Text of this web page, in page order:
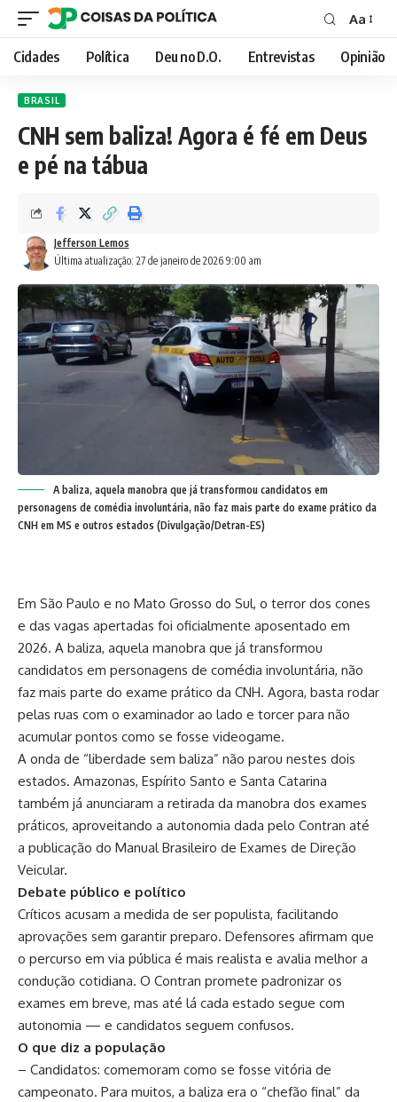
Font
Resizer
Aa
Cidades Política Deu no D.O. Entrevistas Opinião
BRASIL
CNH sem baliza! Agora é fé em Deus
e pé na tábua
Última atualização: 27 de janeiro de 2026 9:00 am
Jefferson Lemos
A baliza, aquela manobra que já transformou candidatos em
personagens de comédia involuntária, não faz mais parte do exame prático da
CNH em MS e outros estados (Divulgação/Detran-ES)
Em São Paulo e no Mato Grosso do Sul, o terror dos cones
e das vagas apertadas foi oficialmente aposentado em
2026. A baliza, aquela manobra que já transformou
candidatos em personagens de comédia involuntária, não
faz mais parte do exame prático da CNH. Agora, basta rodar
pelas ruas com o examinador ao lado e torcer para não
acumular pontos como se fosse videogame.
A onda de “liberdade sem baliza” não parou nestes dois
estados. Amazonas, Espírito Santo e Santa Catarina
também já anunciaram a retirada da manobra dos exames
práticos, aproveitando a autonomia dada pelo Contran até
a publicação do Manual Brasileiro de Exames de Direção
Veicular.
Debate público e político
Críticos acusam a medida de ser populista, facilitando
aprovações sem garantir preparo. Defensores afirmam que
o percurso em via pública é mais realista e avalia melhor a
condução cotidiana. O Contran promete padronizar os
exames em breve, mas até lá cada estado segue com
autonomia — e candidatos seguem confusos.
O que diz a população
– Candidatos: comemoram como se fosse vitória de
campeonato. Para muitos, a baliza era o “chefão final” da